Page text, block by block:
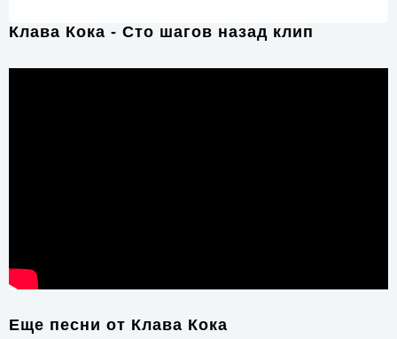
Клава Кока - Сто шагов назад клип
Еще песни от Клава Кока